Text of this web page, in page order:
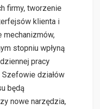
firmy, tworzenie
klienta i
mechanizmów,
stopniu wpłyną
pracy
działów
będą
nowe narzędzia,